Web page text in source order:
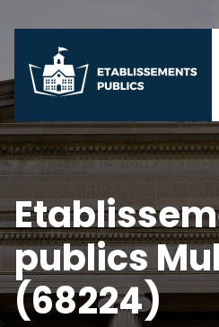
publics
(68224)